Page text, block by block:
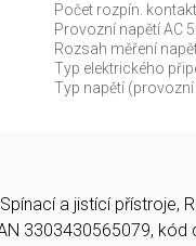
Počet rozpín.
Provozní napětí AC
Rozsah měření
Typ elektrického
Typ napětí (provozní
a jistící přístroje,
3303430565079,